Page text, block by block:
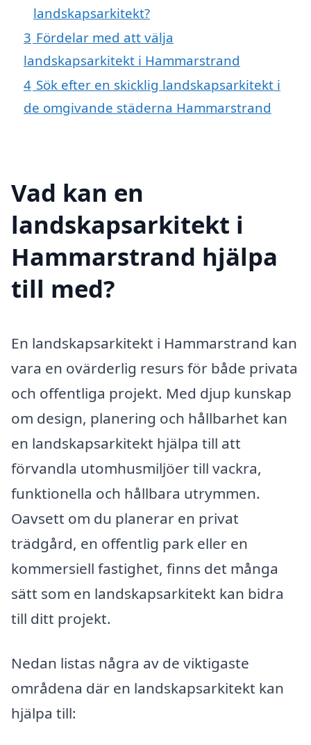
landskapsarkitekt?
3 Fördelar med att välja
landskapsarkitekt i Hammarstrand
4 Sök efter en skicklig landskapsarkitekt i
de omgivande städerna Hammarstrand
Vad kan en
landskapsarkitekt i
Hammarstrand hjälpa
till med?
En landskapsarkitekt i Hammarstrand kan
vara en ovärderlig resurs för både privata
och offentliga projekt. Med djup kunskap
om design, planering och hållbarhet kan
en landskapsarkitekt hjälpa till att
förvandla utomhusmiljöer till vackra,
funktionella och hållbara utrymmen.
Oavsett om du planerar en privat
trädgård, en offentlig park eller en
kommersiell fastighet, finns det många
sätt som en landskapsarkitekt kan bidra
till ditt projekt.
Nedan listas några av de viktigaste
områdena där en landskapsarkitekt kan
hjälpa till: